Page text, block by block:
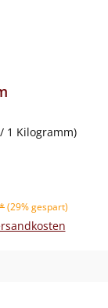
1 Kilogramm)
(29% gespart)